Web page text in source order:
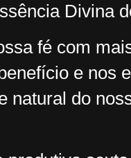
Divina
fé com
e nos
natural do